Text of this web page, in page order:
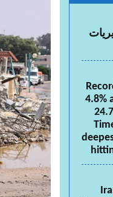
4.8%